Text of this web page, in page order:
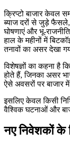
क्रिप्टो बाजार केवल
ब्याज दरों से जुड़े फैसले,
घोषणाएं और भू-
हाल के महीनों में
तनावों का असर देखा
विशेषज्ञों का कहना है
होते हैं, जिनका असर
ऐसे अवसरों पर बाजार
इसलिए केवल किसी
वैश्विक घटनाओं और
नए निवेशकों के